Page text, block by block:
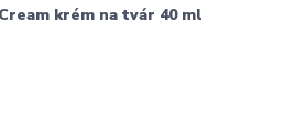
krém na tvár 40 ml